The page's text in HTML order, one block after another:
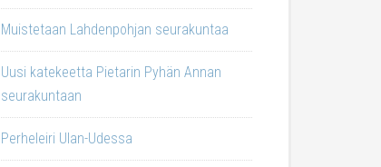
Muistetaan Lahdenpohjan seurakuntaa
Uusi katekeetta Pietarin Pyhän Annan
seurakuntaan
Perheleiri Ulan-Udessa